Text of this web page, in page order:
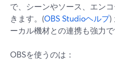
で、シーンやソース、エン
きます。(OBS Studioヘルプ)
ーカル機材との連携も強力で
OBSを使うのは：